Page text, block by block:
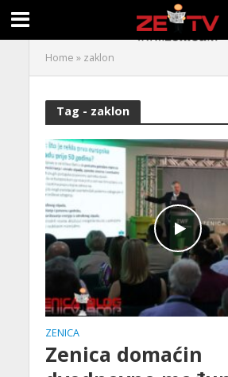
Home » zaklon
Tag - zaklon
ZENICA
Zenica domaćin